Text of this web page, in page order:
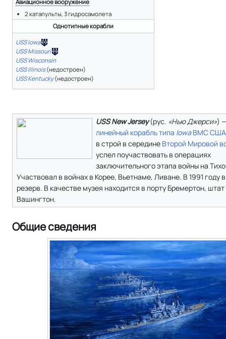
Авиационное вооружение
2 катапульты, 3 гидросамолета
Однотипные корабли
USS Iowa
USS Missouri
USS Wisconsin
USS Illinois(недостроен)
USS Kentucky(недостроен)
USS New Jersey(рус. «Нью Джерси»)
линейный корабльтипа Iowa ВМС США
в строй в середине Второй Мировой
успел поучаствовать в операциях
заключительного этапа войны на
Участвовал в войнах в Корее, Вьетнаме, Ливане. В 1991 году
резерв. В качестве музея находится в порту Бремертон, штат
Вашингтон.
Общие сведения